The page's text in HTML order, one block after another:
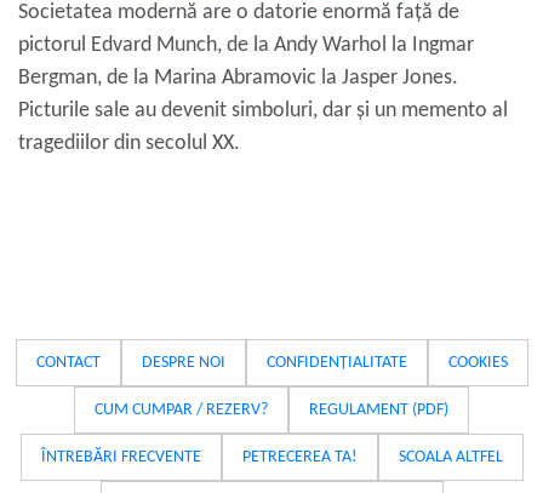
Societatea modernă are o datorie enormă față de
pictorul Edvard Munch, de la Andy Warhol la Ingmar
Bergman, de la Marina Abramovic la Jasper Jones.
Picturile sale au devenit simboluri, dar și un memento al
tragediilor din secolul XX.
CONTACT DESPRE NOI CONFIDENȚIALITATE COOKIES
CUM CUMPAR / REZERV? REGULAMENT (PDF)
ÎNTREBĂRI FRECVENTE PETRECEREA TA! SCOALA ALTFEL